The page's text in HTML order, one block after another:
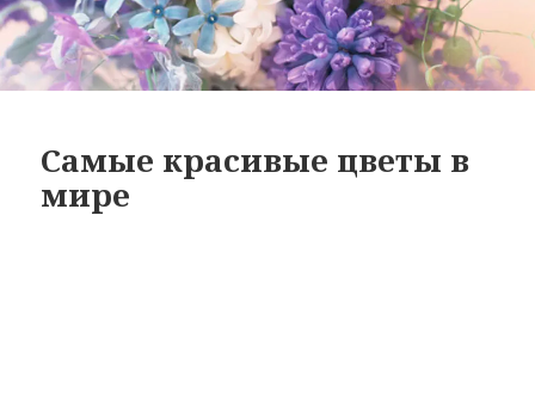
Самые красивые цветы в
мире